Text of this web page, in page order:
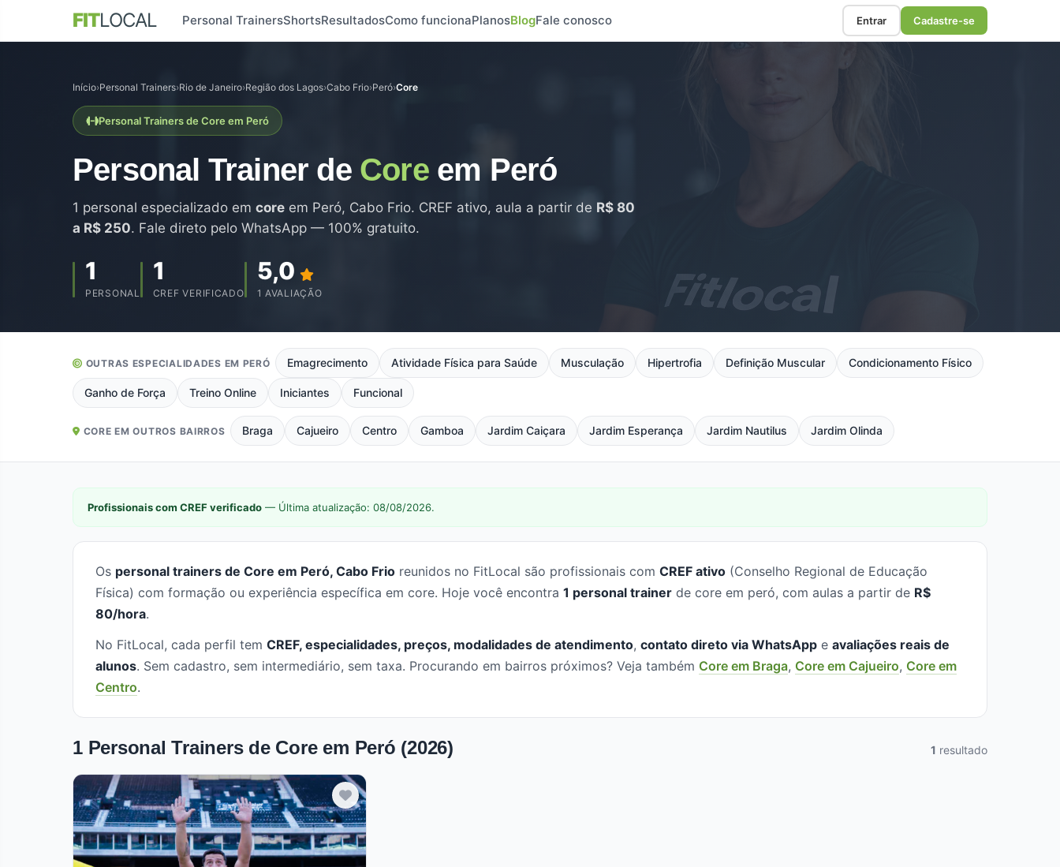
FITLOCAL Personal TrainersShortsResultadosComo funcionaPlanosBlogFale conosco Entrar Cadastre-se
Início›Personal Trainers›Rio de Janeiro›Região dos Lagos›Cabo Frio›Peró›Core
Personal Trainers de Core em Peró
Personal Trainer de Coreem Peró
1 personal especializado em core em Peró, Cabo Frio. CREF ativo, aula a partir de R$ 80
a R$ 250. Fale direto pelo WhatsApp — 100% gratuito.
1
PERSONAL
1
CREF VERIFICADO
5,0
1 AVALIAÇÃO
OUTRAS ESPECIALIDADES EM PERÓ Emagrecimento Atividade Física para Saúde Musculação Hipertrofia Definição Muscular Condicionamento Físico
Ganho de Força Treino Online Iniciantes Funcional
CORE EM OUTROS BAIRROS Braga Cajueiro Centro Gamboa Jardim Caiçara Jardim Esperança Jardim Nautilus Jardim Olinda
Profissionais com CREF verificado — Última atualização: 08/08/2026.
Os personal trainers de Core em Peró, Cabo Frio reunidos no FitLocal são profissionais com CREF ativo (Conselho Regional de Educação
Física) com formação ou experiência específica em core. Hoje você encontra 1 personal trainer de core em peró, com aulas a partir de R$
80/hora.
No FitLocal, cada perfil tem CREF, especialidades, preços, modalidades de atendimento, contato direto via WhatsApp e avaliações reais de
alunos. Sem cadastro, sem intermediário, sem taxa. Procurando em bairros próximos? Veja também Core em Braga, Core em Cajueiro, Core em
Centro.
1 Personal Trainers de Core em Peró (2026) 1 resultado
Verificado